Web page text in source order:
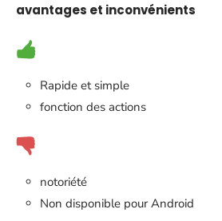
avantages et inconvénients
Rapide et simple
fonction des actions
notoriété
Non disponible pour Android